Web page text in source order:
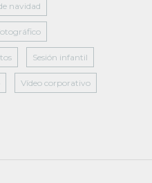
navidad
Sesión infantil
Vídeo corporativo